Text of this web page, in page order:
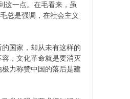
这一点。在毛看来，虽
总是强调，在社会主义
国家，却从未有这样的
，文化革命就是要消灭
力称赞中国的落后是建